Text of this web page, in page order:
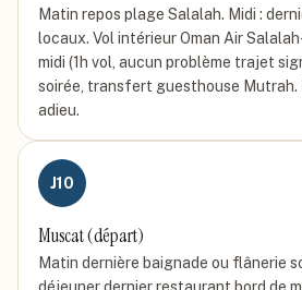
Matin repos plage Salalah. Midi :
locaux. Vol intérieur Oman Air
midi (1h vol, aucun problème trajet
soirée, transfert guesthouse Mutrah.
adieu.
J10
Muscat (départ)
Matin dernière baignade ou flânerie